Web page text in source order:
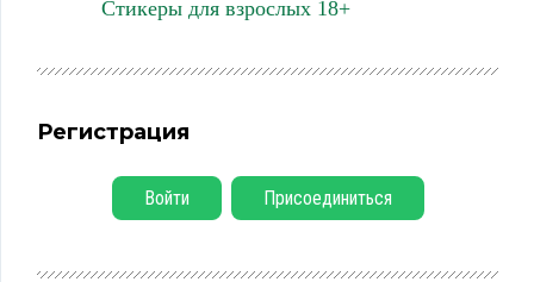
Стикеры для взрослых 18+
Регистрация
Войти Присоединиться